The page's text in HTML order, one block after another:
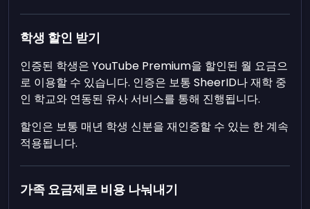
학생 할인 받기
인증된 학생은 YouTube Premium을 할인된 월 요금으
로 이용할 수 있습니다. 인증은 보통 SheerID나 재학 중
인 학교와 연동된 유사 서비스를 통해 진행됩니다.
할인은 보통 매년 학생 신분을 재인증할 수 있는 한 계속
적용됩니다.
가족 요금제로 비용 나눠내기